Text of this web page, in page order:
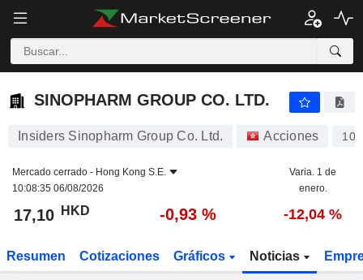
SINOPHARM GROUP CO. LTD.
SINOPHARM GROUP CO. LTD.
Insiders Sinopharm Group Co. Ltd. Acciones
Mercado cerrado - Hong Kong S.E.
10:08:35 06/08/2026
Varia. 1 de
enero.
17,10 HKD -0,93 % -12,04 %
Resumen Cotizaciones Gráficos Noticias